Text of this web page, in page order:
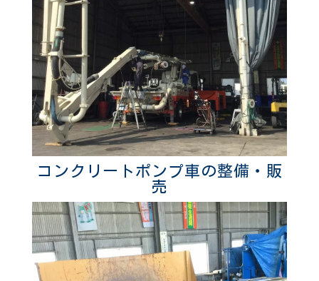
コンクリートポンプ車の整備・販
売